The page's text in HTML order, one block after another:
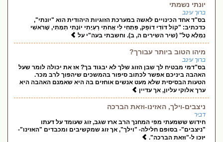
יונתי נשמתי
ברוך עינב
בס"ד אחד הכינויים לאשה במערכת הזוגיות היהודית הוא "יונתי",
כדכתיב: "קוֹל דּוֹדִי דוֹפֵק, פִּתְחִי לִי אֲחֹתִי רַעְיָתִי יוֹנָתִי תַמָּתִי, שֶׁרֹּאשִׁי
נִמְלָא טָל" (שיר השירים ה, ב). וחשבתי בעה"י על
מיהו הטוב ביותר עבורך?
ברוך עינב
בס"דמי מבטיח לך שבן הזוג שלך לא יבגוד בך? אז את יכולה לומר שעל
האהבה ביניכם אפשר לכתוב סיפור בהמשכים שיהפוך לרב מכר.
הטעות הבסיסית שלא מעט אנשים אוחזים בה היא שאמנם האהבה היא
ערך אלוקי עליון, אך עדיין
ניצבים-וילך, האזינו-וזאת הברכה
דביר
חידוש ששמעתי מפי המחנך הרב ארז שגב, זוג שעומד על דעתו
"ניצבים"- בסופם חלילה- "וילך", אך זוג שמקשיבים ומכבדים "האזינו"-
יזכו ל-"וזאת הברכה".